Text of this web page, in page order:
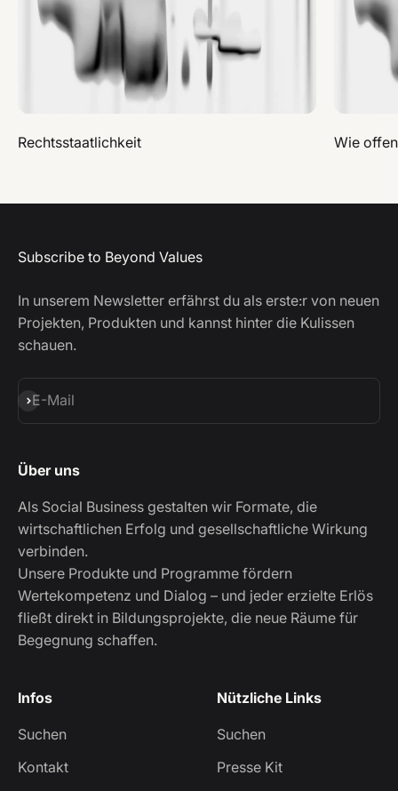
Rechtsstaatlichkeit Wie offen
Subscribe to Beyond Values
In unserem Newsletter erfährst du als erste:r von neuen
Projekten, Produkten und kannst hinter die Kulissen
schauen.
E-Mail
Abonnieren
Über uns
Als Social Business gestalten wir Formate, die
wirtschaftlichen Erfolg und gesellschaftliche Wirkung
verbinden.
Unsere Produkte und Programme fördern
Wertekompetenz und Dialog – und jeder erzielte Erlös
fließt direkt in Bildungsprojekte, die neue Räume für
Begegnung schaffen.
Infos
Suchen
Kontakt
Nützliche Links
Suchen
Presse Kit